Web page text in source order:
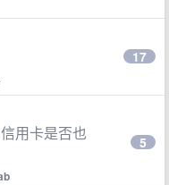
17
用卡是否也
5